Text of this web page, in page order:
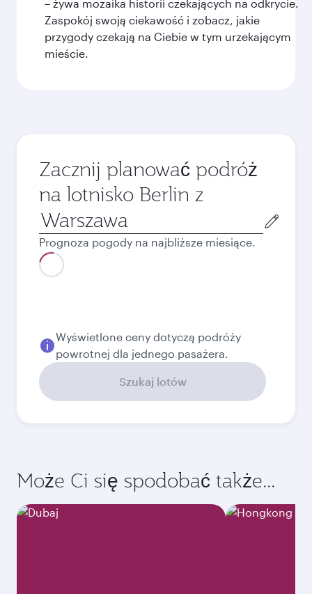
– żywa mozaika historii czekających na odkrycie.
Zaspokój swoją ciekawość i zobacz, jakie
przygody czekają na Ciebie w tym urzekającym
mieście.
Zacznij planować podróż
na lotnisko Berlin z
Miasto
wylotu
Prognoza pogody na najbliższe miesiące.
2026
październik
2026